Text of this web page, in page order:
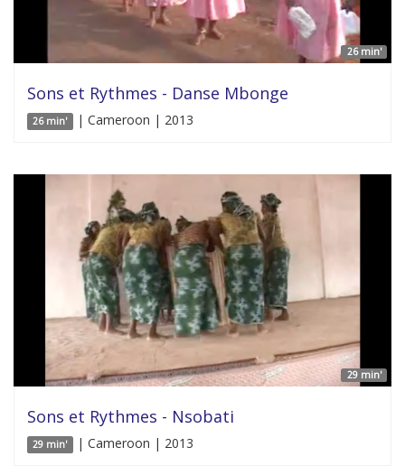
26 min'
Sons et Rythmes - Danse Mbonge
26 min' | Cameroon | 2013
29 min'
Sons et Rythmes - Nsobati
29 min' | Cameroon | 2013